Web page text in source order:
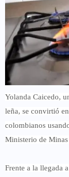
Yolanda Caicedo,
leña, se convirtió
colombianos
Ministerio de
Frente a la llegada